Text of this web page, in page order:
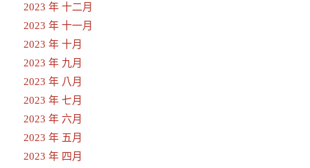
2023 年 十二月
2023 年 十一月
2023 年 十月
2023 年 九月
2023 年 八月
2023 年 七月
2023 年 六月
2023 年 五月
2023 年 四月